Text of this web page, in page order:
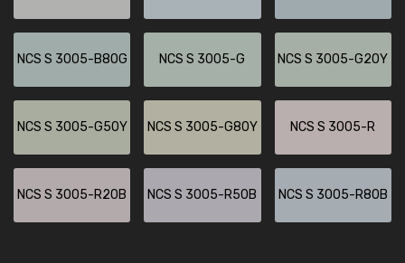
NCS S 3005-B80G NCS S 3005-G NCS S 3005-G20Y
NCS S 3005-G50Y NCS S 3005-G80Y NCS S 3005-R
NCS S 3005-R20B NCS S 3005-R50B NCS S 3005-R80B